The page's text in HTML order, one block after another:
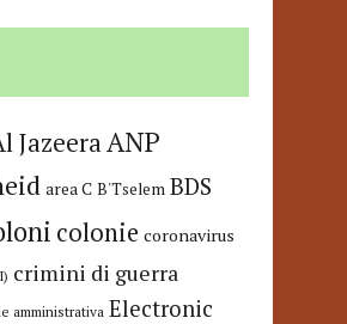
JazeeraANP
area C B'Tselem BDS
colonie coronavirus
crimini di guerra
amministrativa Electronic